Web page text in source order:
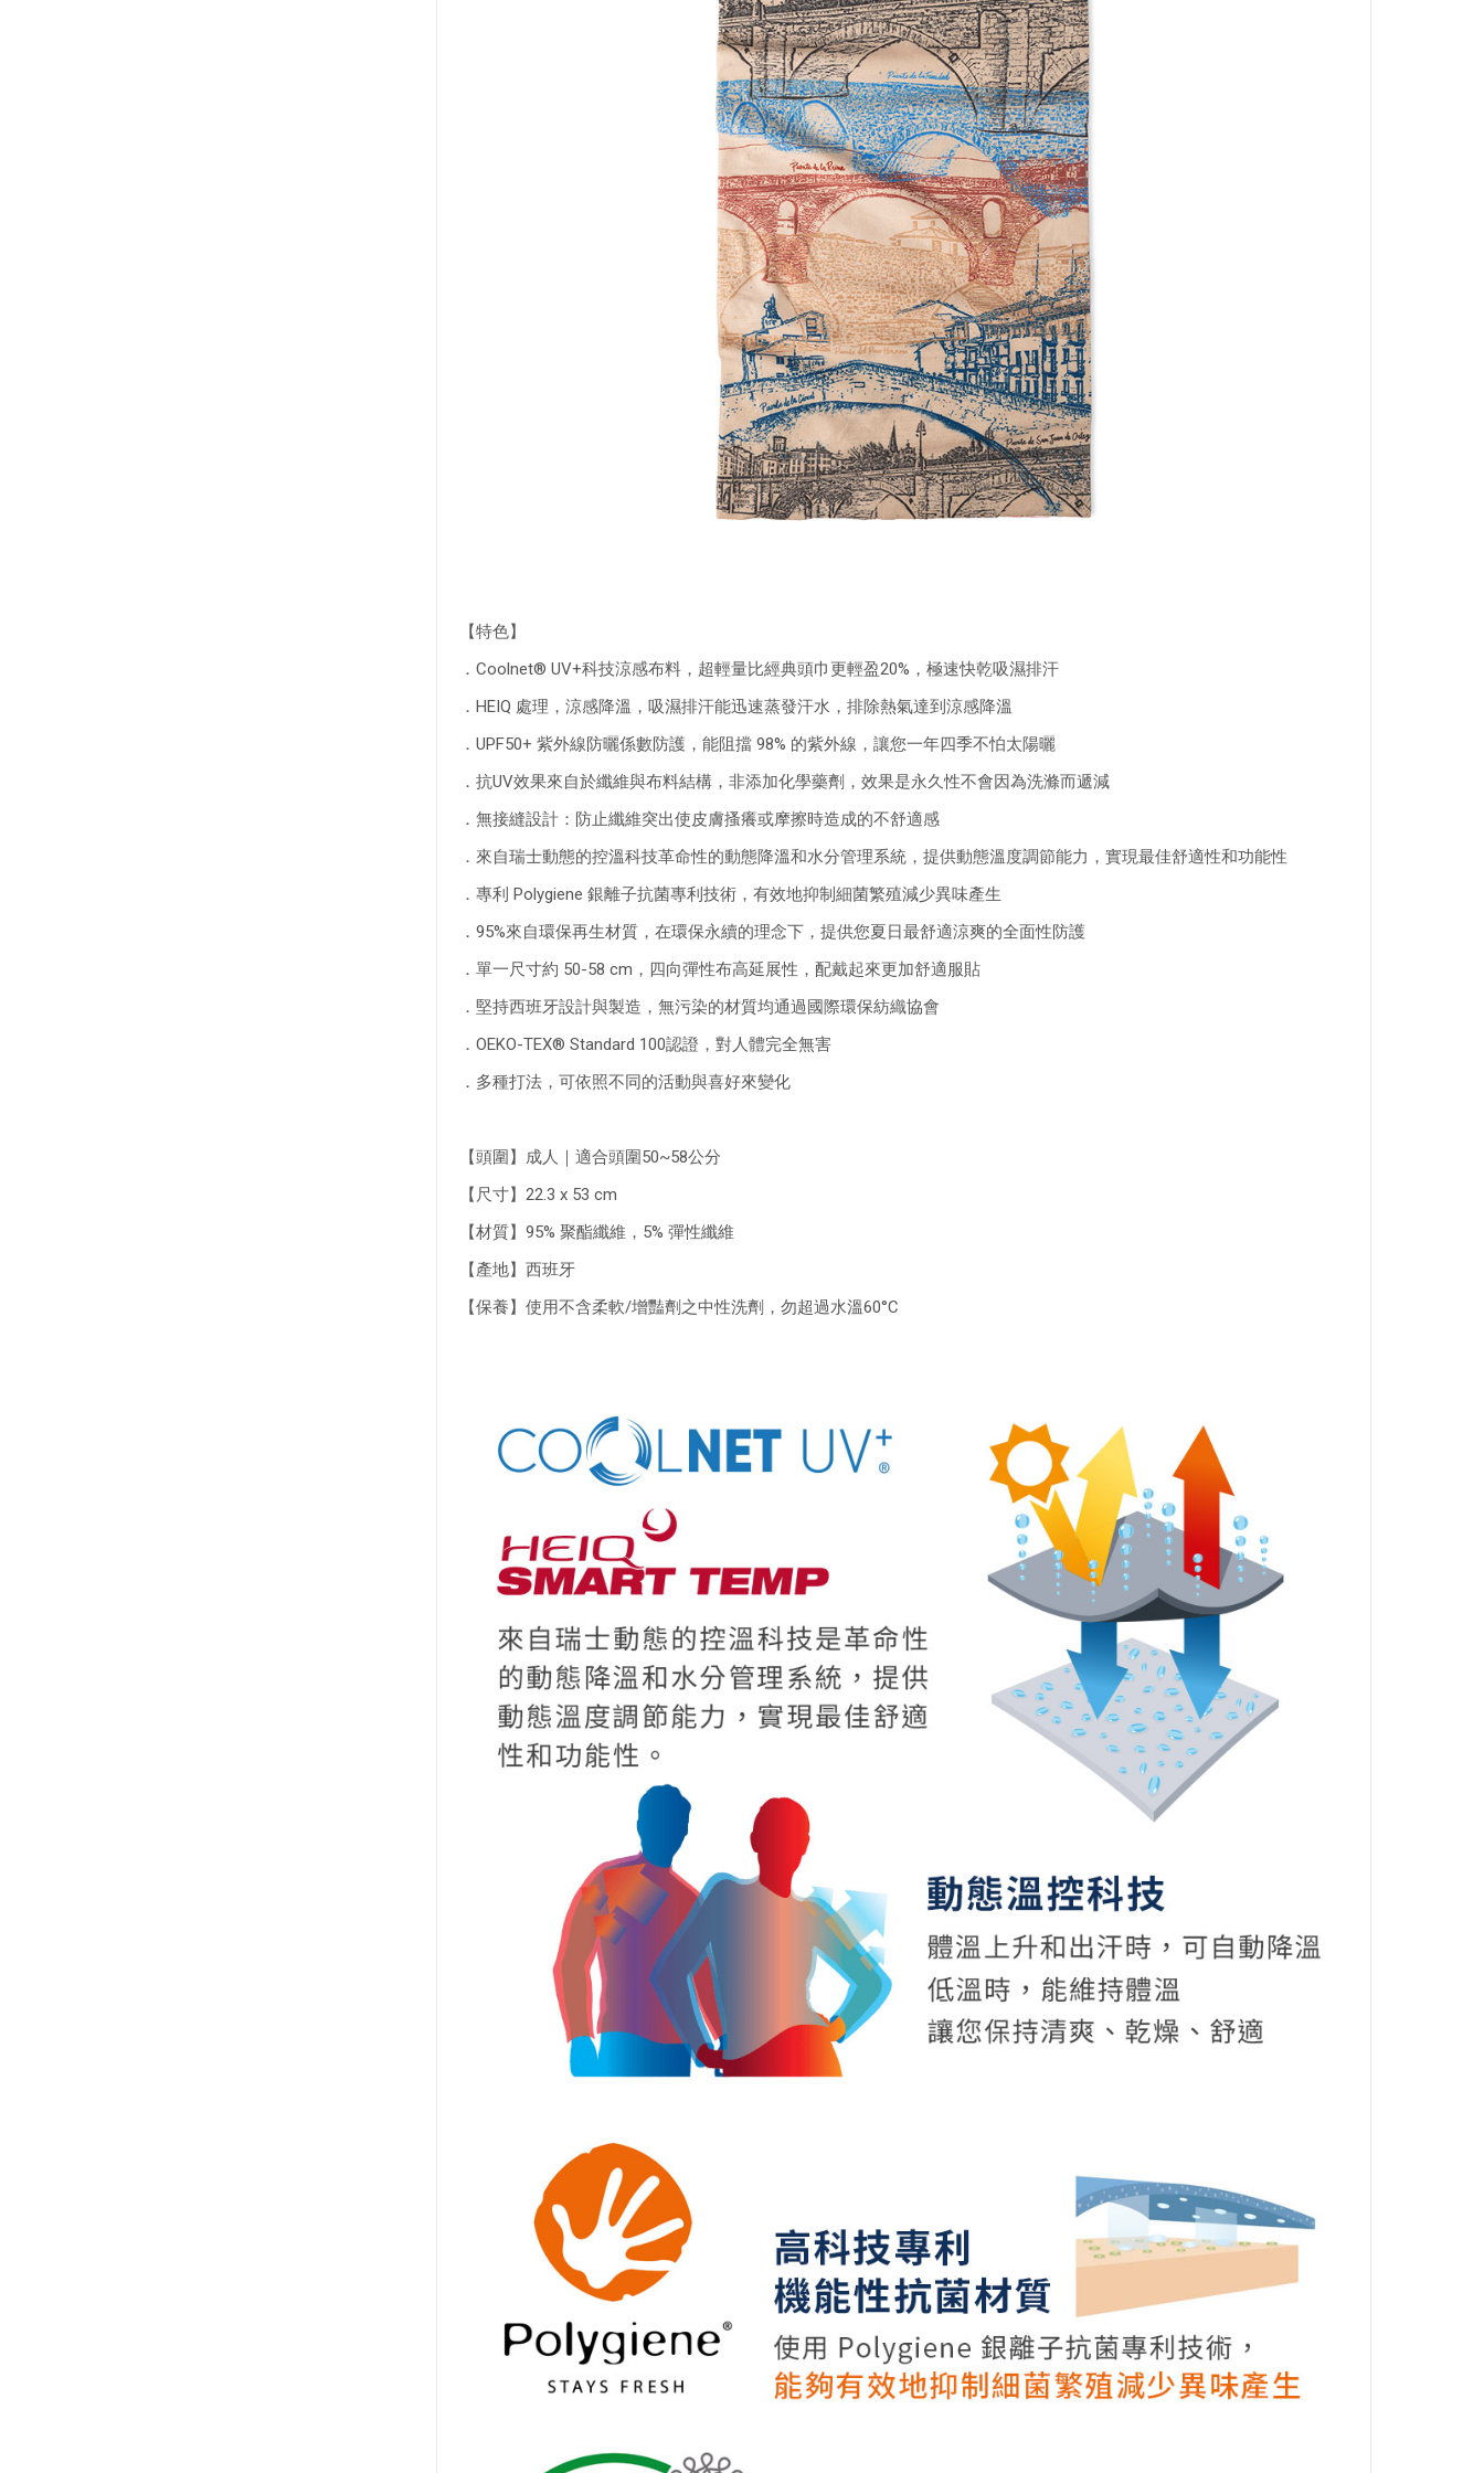
【特色】
．Coolnet® UV+科技涼感布料，超輕量比經典頭巾更輕盈20%，極速快乾吸濕排汗
．HEIQ 處理，涼感降溫，吸濕排汗能迅速蒸發汗水，排除熱氣達到涼感降溫
．UPF50+ 紫外線防曬係數防護，能阻擋 98% 的紫外線，讓您一年四季不怕太陽曬
．抗UV效果來自於纖維與布料結構，非添加化學藥劑，效果是永久性不會因為洗滌而遞減
．無接縫設計：防止纖維突出使皮膚搔癢或摩擦時造成的不舒適感
．來自瑞士動態的控溫科技革命性的動態降溫和水分管理系統，提供動態溫度調節能力，實現最佳舒適性和功能性
．專利 Polygiene 銀離子抗菌專利技術，有效地抑制細菌繁殖減少異味產生
．95%來自環保再生材質，在環保永續的理念下，提供您夏日最舒適涼爽的全面性防護
．單一尺寸約 50-58 cm，四向彈性布高延展性，配戴起來更加舒適服貼
．堅持西班牙設計與製造，無污染的材質均通過國際環保紡織協會
．OEKO-TEX® Standard 100認證，對人體完全無害
．多種打法，可依照不同的活動與喜好來變化
【頭圍】成人｜適合頭圍50~58公分
【尺寸】22.3 x 53 cm
【材質】95% 聚酯纖維，5% 彈性纖維
【產地】西班牙
【保養】使用不含柔軟/增豔劑之中性洗劑，勿超過水溫60°C